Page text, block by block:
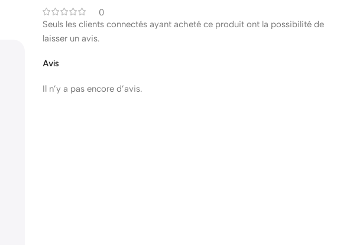
0
Avis
Il n’y a pas encore d’avis.
Seuls les clients connectés ayant acheté ce produit ont la possibilité de
laisser un avis.